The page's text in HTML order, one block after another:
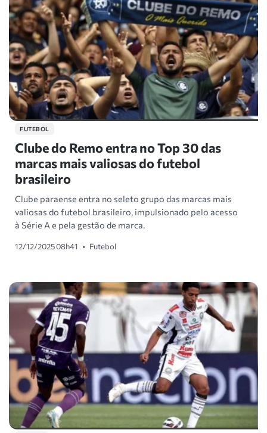
FUTEBOL
Clube do Remo entra no Top 30 das
marcas mais valiosas do futebol
brasileiro
Clube paraense entra no seleto grupo das marcas mais
valiosas do futebol brasileiro, impulsionado pelo acesso
à Série A e pela gestão de marca.
12/12/2025 08h41 • Futebol